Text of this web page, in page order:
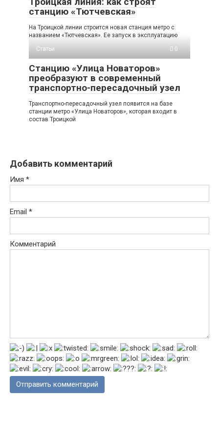
станцию «Тютчевская»
На Троицкой линии строится новая станция метро с
названием «Тютчевская». Ее запуск в эксплуатацию
Статьи
0
Станцию «Улица Новаторов»
преобразуют в современный
транспортно-пересадочный узел
Транспортно-пересадочный узел появится на базе
станции метро «Улица Новаторов», которая входит в
состав Троицкой
Добавить комментарий
Имя *
Email *
Комментарий